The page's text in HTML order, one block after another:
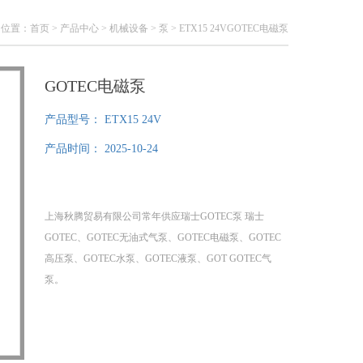
置： 首页 > 产品中心 > 机械设备 > 泵 > ETX15 24VGOTEC电磁泵
GOTEC电磁泵
产品型号： ETX15 24V
产品时间： 2025-10-24
上海秋腾贸易有限公司常年供应瑞士GOTEC泵 瑞士
GOTEC、GOTEC无油式气泵、GOTEC电磁泵、GOTEC
高压泵、GOTEC水泵、GOTEC液泵、GOT GOTEC气
泵。